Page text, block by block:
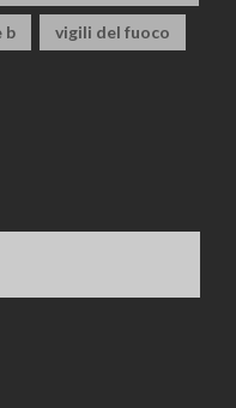
b vigili del fuoco